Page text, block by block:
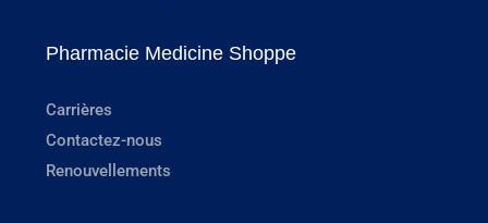
Pharmacie Medicine Shoppe
Carrières
Contactez-nous
Renouvellements